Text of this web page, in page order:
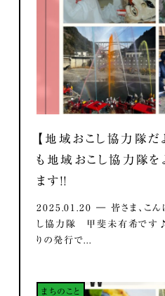
【地域おこし協力隊
も地域おこし協力隊を
ます！！
2025.01.20 ― 皆さま、こん
し協力隊 甲斐未有希です
りの発行で...
まちのこと